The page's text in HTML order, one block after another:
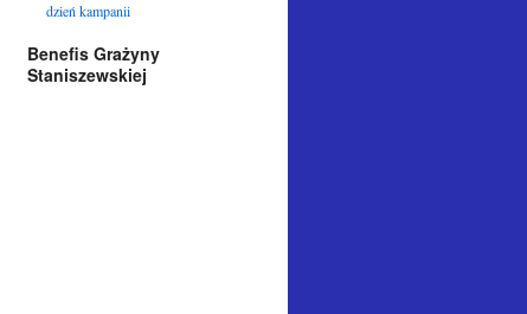
dzień kampanii
Benefis Grażyny
Staniszewskiej